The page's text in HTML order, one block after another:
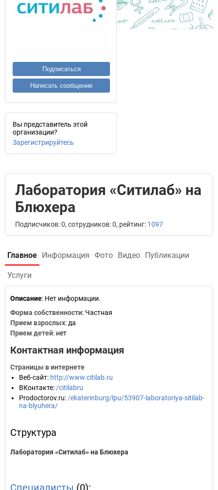
Подписаться
Написать сообщение
Вы представитель этой
организации?
Зарегистрируйтесь
Лаборатория «Ситилаб» на
Блюхера
Подписчиков: 0, сотрудников: 0, рейтинг: 1097
Главное Информация Фото Видео Публикации
Услуги
Описание: Нет информации.
Форма собственности: Частная
Прием взрослых: да
Прием детей: нет
Контактная информация
Страницы в интернете
Веб-сайт: http://www.citilab.ru
ВКонтакте: /citilabru
Prodoctorov.ru: /ekaterinburg/lpu/53907-laboratoriya-sitilab-
na-blyuhera/
Структура
Лаборатория «Ситилаб» на Блюхера
Специалисты (0):